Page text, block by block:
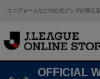
ユニフォームなどの公式グッズが買える
OFFICIAL